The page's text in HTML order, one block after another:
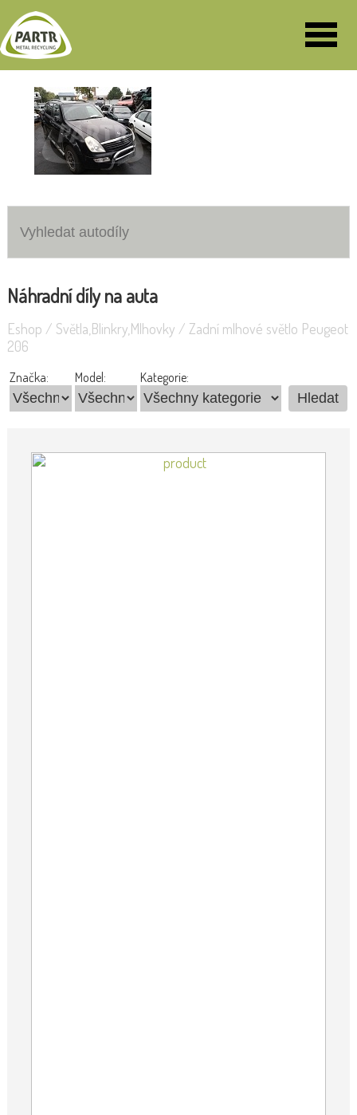
Náhradní díly na auta
Eshop / Světla,Blinkry,Mlhovky / Zadní mlhové světlo Peugeot
206
Značka: Model: Kategorie: